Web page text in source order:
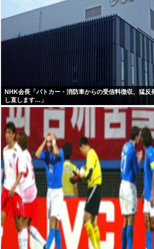
NHK会長「パトカー・消防車からの受信料徴収、猛反
し直します…」